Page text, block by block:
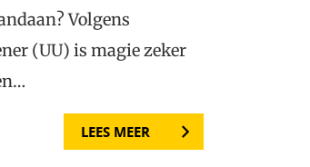
Volgens
(UU) is magie zeker
LEES MEER